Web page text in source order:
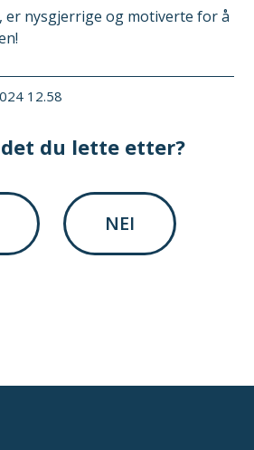
er nysgjerrige og motiverte for å
12.58
du lette etter?
NEI